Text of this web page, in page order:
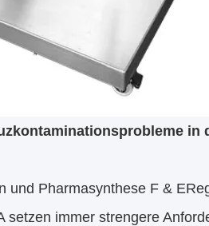
in
und Pharmasynthese F &
immer strengere